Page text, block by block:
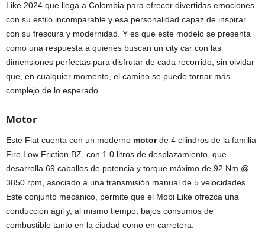
Like 2024 que llega a Colombia para ofrecer divertidas emociones
con su estilo incomparable y esa personalidad capaz de inspirar
con su frescura y modernidad. Y es que este modelo se presenta
como una respuesta a quienes buscan un city car con las
dimensiones perfectas para disfrutar de cada recorrido, sin olvidar
que, en cualquier momento, el camino se puede tornar más
complejo de lo esperado.
Motor
Este Fiat cuenta con un moderno motorde 4 cilindros de la familia
Fire Low Friction BZ, con 1.0 litros de desplazamiento, que
desarrolla 69 caballos de potencia y torque máximo de 92 Nm @
3850 rpm, asociado a una transmisión manual de 5 velocidades.
Este conjunto mecánico, permite que el Mobi Like ofrezca una
conducción ágil y, al mismo tiempo, bajos consumos de
combustible tanto en la ciudad como en carretera.